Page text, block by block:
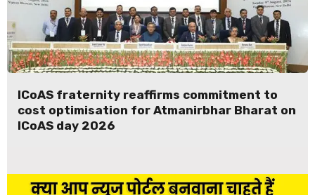
ICoAS fraternity reaffirms commitment to
cost optimisation for Atmanirbhar Bharat on
ICoAS day 2026